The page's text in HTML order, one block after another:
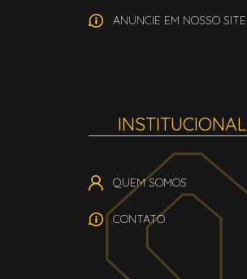
ANUNCIE EM NOSSO SITE
INSTITUCIONAL
QUEM SOMOS
CONTATO